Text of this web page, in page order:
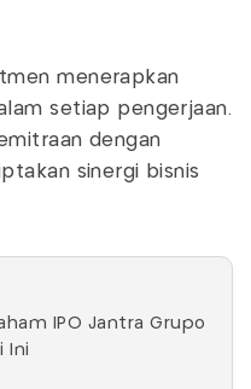
menerapkan
setiap pengerjaan.
dengan
sinergi bisnis
IPO Jantra Grupo
Ini